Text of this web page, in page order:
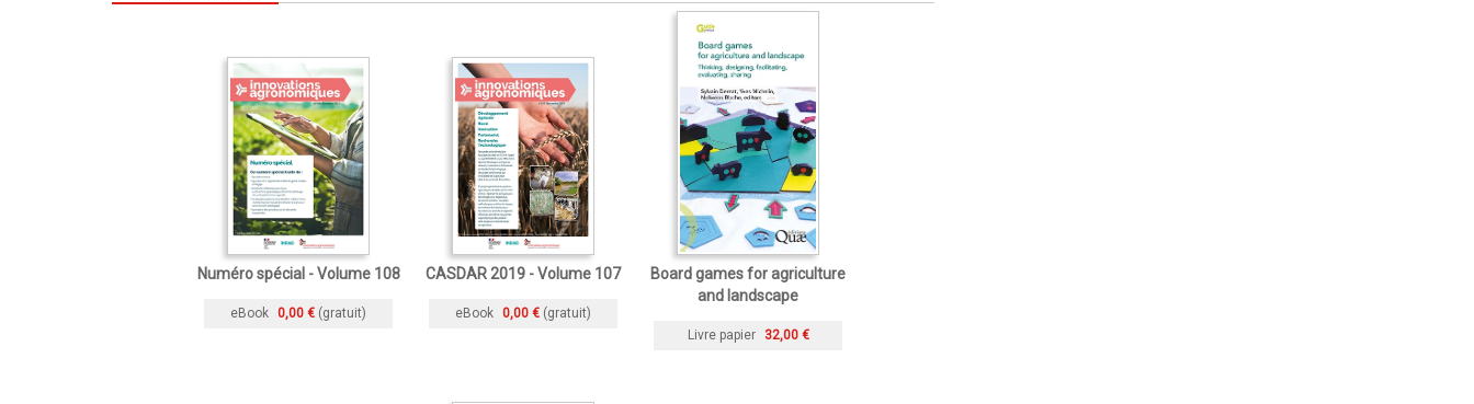
Numéro spécial - Volume 108
eBook 0,00 € (gratuit)
CASDAR 2019 - Volume 107
eBook 0,00 € (gratuit)
Board games for agriculture
and landscape
Livre papier 32,00 €